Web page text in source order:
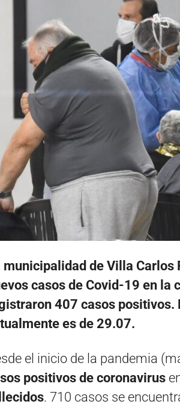
municipalidad de Villa
casos de Covid-19 en la
407 casos positivos.
es de 29.07.
el inicio de la pandemia
positivos de coronavirus
. 710 casos se